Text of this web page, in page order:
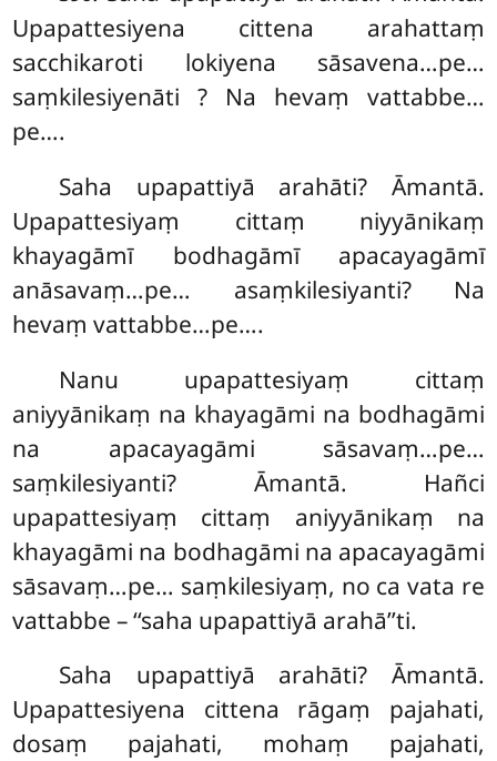
Upapattesiyena cittena arahattaṃ
sacchikaroti lokiyena sāsavena…pe…
saṃkilesiyenāti? Na hevaṃ vattabbe…
pe….
Saha upapattiyā arahāti? Āmantā.
Upapattesiyaṃ cittaṃ niyyānikaṃ
khayagāmī bodhagāmī apacayagāmī
anāsavaṃ…pe… asaṃkilesiyanti? Na
hevaṃ vattabbe…pe….
Nanu upapattesiyaṃ cittaṃ
aniyyānikaṃ na khayagāmi na bodhagāmi
na apacayagāmi sāsavaṃ…pe…
saṃkilesiyanti? Āmantā. Hañci
upapattesiyaṃ cittaṃ aniyyānikaṃ na
khayagāmi na bodhagāmi na apacayagāmi
sāsavaṃ…pe… saṃkilesiyaṃ, no ca vata re
vattabbe – ‘‘saha upapattiyā arahā’’ti.
Saha upapattiyā arahāti? Āmantā.
Upapattesiyena cittena rāgaṃ pajahati,
dosaṃ pajahati, mohaṃ pajahati,